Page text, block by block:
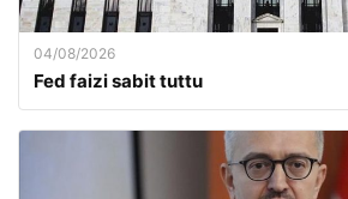
04/08/2026
Fed faizi sabit tuttu